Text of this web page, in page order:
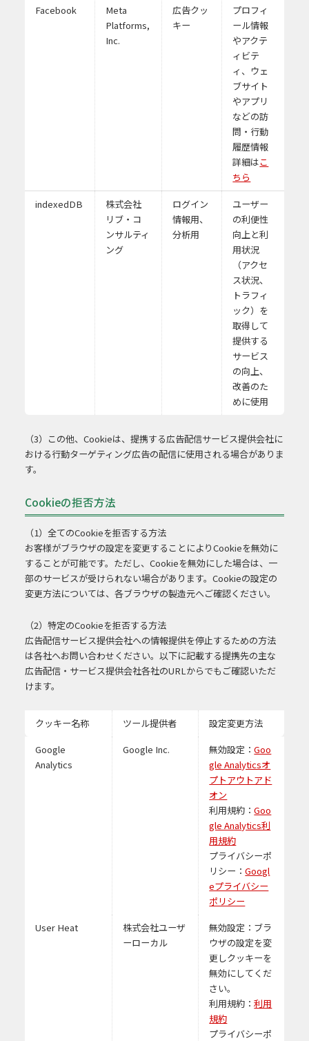
Facebook
Meta
Platforms,
Inc.
広告クッ
キー
プロフィ
ール情報
やアクテ
ィビテ
ィ、ウェ
ブサイト
やアプリ
などの訪
問・行動
履歴情報
詳細はこ
ちら
indexedDB
株式会社
リブ・コ
ンサルティ
ング
ログイン
情報用、
分析用
ユーザー
の利便性
向上と利
用状況
（アクセ
ス状況、
トラフィ
ック）を
取得して
提供する
サービス
の向上、
改善のた
めに使用
（3）この他、Cookieは、提携する広告配信サービス提供会社に
おける行動ターゲティング広告の配信に使用される場合がありま
す。
Cookieの拒否方法
（1）全てのCookieを拒否する方法
お客様がブラウザの設定を変更することによりCookieを無効に
することが可能です。ただし、Cookieを無効にした場合は、一
部のサービスが受けられない場合があります。Cookieの設定の
変更方法については、各ブラウザの製造元へご確認ください。
（2）特定のCookieを拒否する方法
広告配信サービス提供会社への情報提供を停止するための方法
は各社へお問い合わせください。以下に記載する提携先の主な
広告配信・サービス提供会社各社のURLからでもご確認いただ
けます。
クッキー名称 ツール提供者
設定変更方法
Google
Analytics
Google Inc. 無効設定：Goo
gle Analyticsオ
プトアウトアド
オン
利用規約：Goo
gle Analytics利
用規約
プライバシーポ
リシー：Googl
eプライバシー
ポリシー
User Heat
株式会社ユーザ
ーローカル
無効設定：ブラ
ウザの設定を変
更しクッキーを
無効にしてくだ
さい。
利用規約：利用
規約
プライバシーポ